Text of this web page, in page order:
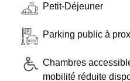
Petit-Déjeuner
Parking public à
Chambres
mobilité réduite